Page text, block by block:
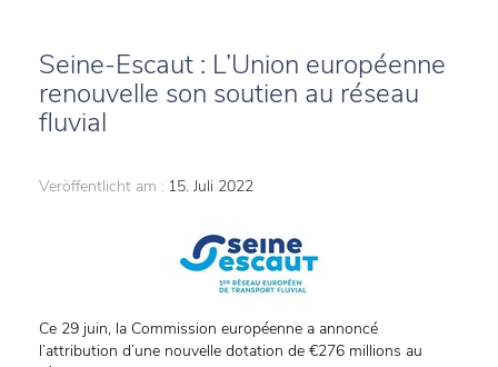
Seine-Escaut : L’Union européenne
renouvelle son soutien au réseau
fluvial
Veröffentlicht am : 15. Juli 2022
Ce 29 juin, la Commission européenne a annoncé
l’attribution d’une nouvelle dotation de €276 millions au